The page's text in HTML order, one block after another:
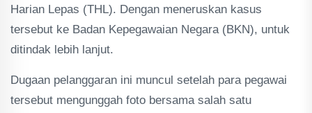
Harian Lepas (THL). Dengan meneruskan kasus
tersebut ke Badan Kepegawaian Negara (BKN), untuk
ditindak lebih lanjut.
Dugaan pelanggaran ini muncul setelah para pegawai
tersebut mengunggah foto bersama salah satu